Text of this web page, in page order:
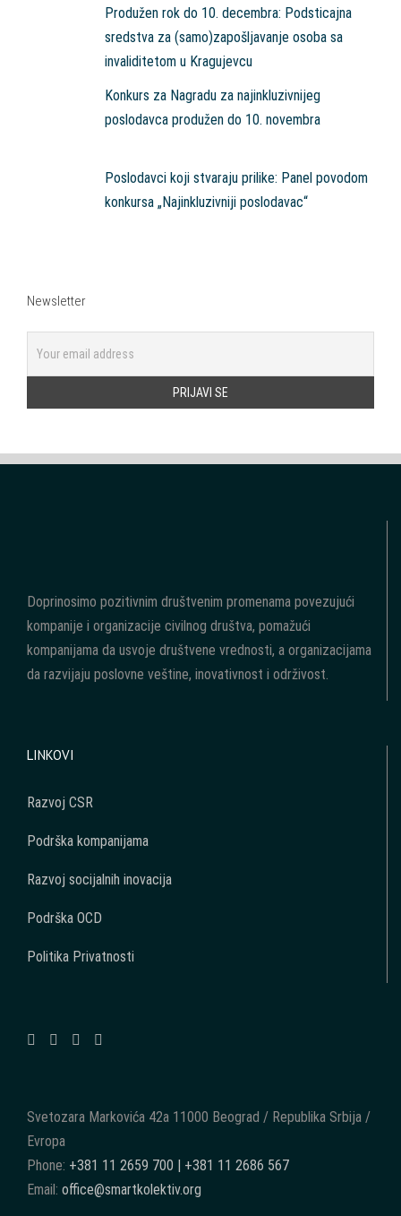
Produžen rok do 10. decembra: Podsticajna
sredstva za (samo)zapošljavanje osoba sa
invaliditetom u Kragujevcu
Konkurs za Nagradu za najinkluzivnijeg
poslodavca produžen do 10. novembra
Poslodavci koji stvaraju prilike: Panel povodom
konkursa „Najinkluzivniji poslodavac“
Newsletter
Doprinosimo pozitivnim društvenim promenama povezujući
kompanije i organizacije civilnog društva, pomažući
kompanijama da usvoje društvene vrednosti, a organizacijama
da razvijaju poslovne veštine, inovativnost i održivost.
LINKOVI
Razvoj CSR
Podrška kompanijama
Razvoj socijalnih inovacija
Podrška OCD
Politika Privatnosti
Svetozara Markovića 42a 11000 Beograd / Republika Srbija /
Evropa
Phone: +381 11 2659 700 | +381 11 2686 567
Email: office@smartkolektiv.org